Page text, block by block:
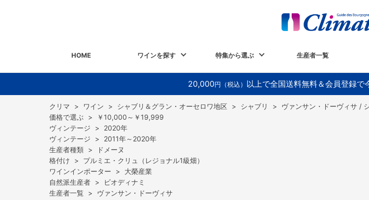
HOME ワインを探す 特集から選ぶ 生産者一覧
20,000 円（税込） 以上で全国送料無料＆会員登録
> ワイン > シャブリ＆グラン・オーセロワ地区 > シャブリ >
ヴァンサン・ドーヴィサ /
>
￥10,000～￥19,999
>
2020年
>
2011年～2020年
>
ドメーヌ
>
プルミエ・クリュ（レジョナル1級畑）
>
大榮産業
>
ビオディナミ
>
ヴァンサン・ドーヴィサ